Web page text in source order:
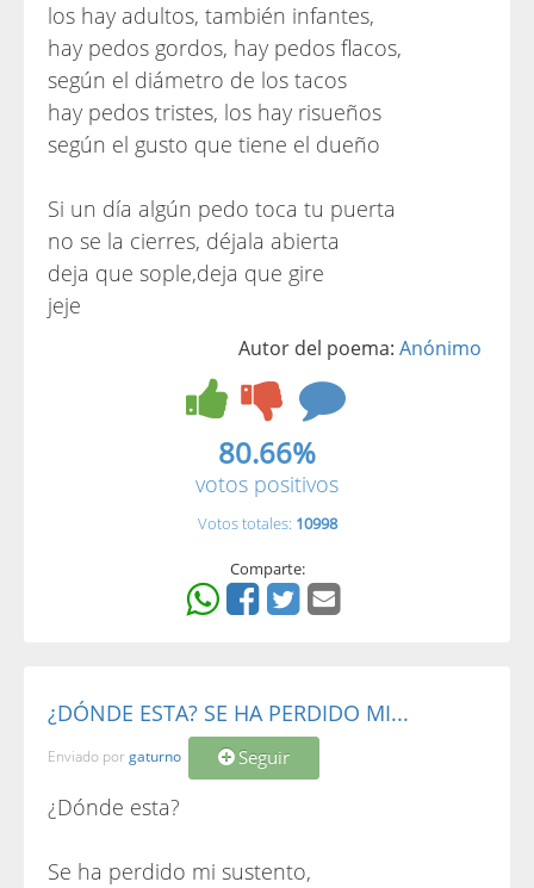
los hay adultos, también infantes,
hay pedos gordos, hay pedos flacos,
según el diámetro de los tacos
hay pedos tristes, los hay risueños
según el gusto que tiene el dueño
Si un día algún pedo toca tu puerta
no se la cierres, déjala abierta
deja que sople,deja que gire
jeje
Autor del poema: Anónimo
80.66%
votos positivos
Votos totales: 10998
Comparte:
¿DÓNDE ESTA? SE HA PERDIDO MI...
Enviado por gaturno Seguir
¿Dónde esta?
Se ha perdido mi sustento,